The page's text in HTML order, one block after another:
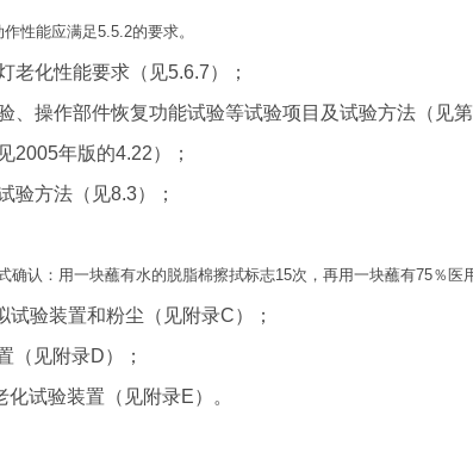
能应满足5.5.2的要求。
化性能要求（见5.6.7）；
操作部件恢复功能试验等试验项目及试验方法（见第
年版的4.22）；
方法（见8.3）；
：用一块蘸有水的脱脂棉擦拭标志15次，再用一块蘸有75％医
验装置和粉尘（见附录C）；
见附录D）；
试验装置（见附录E）。